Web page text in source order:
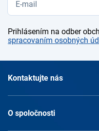
Prihlásením na odber
spracovaním osobných
Kontaktujte nás
O spoločnosti